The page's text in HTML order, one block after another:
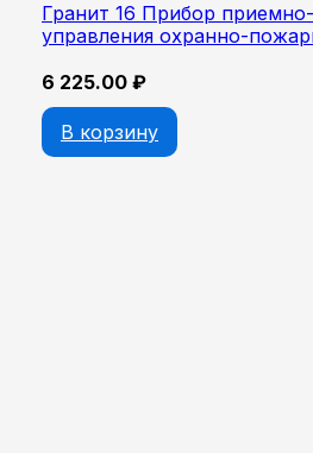
Гранит 16 Прибор
управления охранно-
6 225.00 ₽
В корзину